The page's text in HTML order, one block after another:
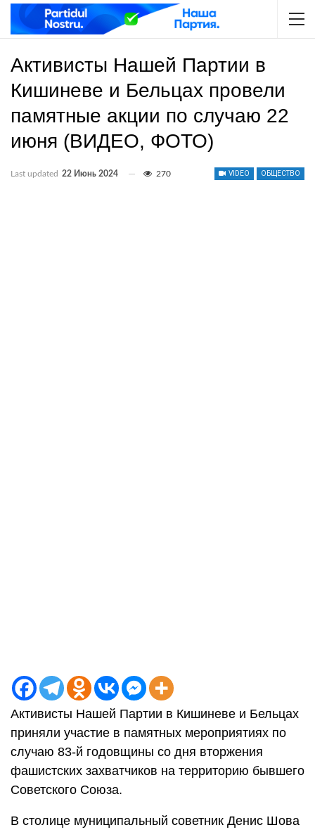
Активисты Нашей Партии в
Кишиневе и Бельцах провели
памятные акции по случаю 22
июня (ВИДЕО, ФОТО)
VIDEO ОБЩЕСТВО
Last updated 22 Июнь 2024 270
Активисты Нашей Партии в Кишиневе и Бельцах
приняли участие в памятных мероприятиях по
случаю 83-й годовщины со дня вторжения
фашистских захватчиков на территорию бывшего
Советского Союза.
В столице муниципальный советник Денис Шова